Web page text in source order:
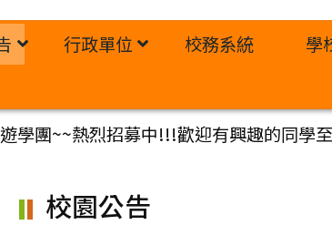
行政單位 校務系統 學
學團~~熱烈招募中!!!歡迎有興趣的同學
校園公告